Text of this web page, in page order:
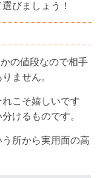
びましょう！
の値段なので相手
ません。
こそ嬉しいです
けるものです。
所から実用面の高